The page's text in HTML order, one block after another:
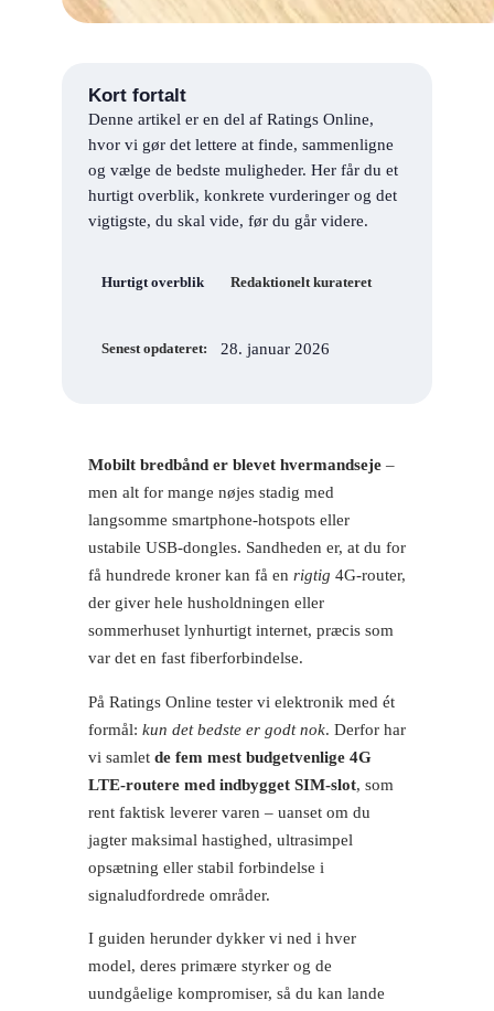
Kort fortalt
Denne artikel er en del af Ratings Online,
hvor vi gør det lettere at finde, sammenligne
og vælge de bedste muligheder. Her får du et
hurtigt overblik, konkrete vurderinger og det
vigtigste, du skal vide, før du går videre.
Hurtigt overblik Redaktionelt kurateret
Senest opdateret: 28. januar 2026
Mobilt bredbånd er blevet hvermandseje –
men alt for mange nøjes stadig med
langsomme smartphone-hotspots eller
ustabile USB-dongles. Sandheden er, at du for
få hundrede kroner kan få en rigtig 4G-router,
der giver hele husholdningen eller
sommerhuset lynhurtigt internet, præcis som
var det en fast fiberforbindelse.
På Ratings Online tester vi elektronik med ét
formål: kun det bedste er godt nok. Derfor har
vi samlet de fem mest budgetvenlige 4G
LTE-routere med indbygget SIM-slot, som
rent faktisk leverer varen – uanset om du
jagter maksimal hastighed, ultrasimpel
opsætning eller stabil forbindelse i
signaludfordrede områder.
I guiden herunder dykker vi ned i hver
model, deres primære styrker og de
uundgåelige kompromiser, så du kan lande